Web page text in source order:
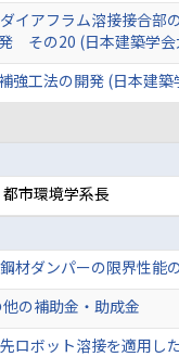
イアフラム溶接接合
その20 (日本建築学会
強工法の開発 (日本建築
市環境学系長
材ダンパーの限界性能
の補助金・助成金
ロボット溶接を適用